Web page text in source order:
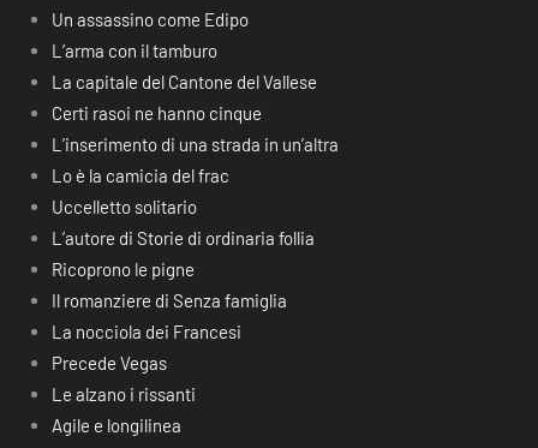
Un assassino come Edipo
L’arma con il tamburo
La capitale del Cantone del Vallese
Certi rasoi ne hanno cinque
L’inserimento di una strada in un’altra
Lo è la camicia del frac
Uccelletto solitario
L’autore di Storie di ordinaria follia
Ricoprono le pigne
Il romanziere di Senza famiglia
La nocciola dei Francesi
Precede Vegas
Le alzano i rissanti
Agile e longilinea